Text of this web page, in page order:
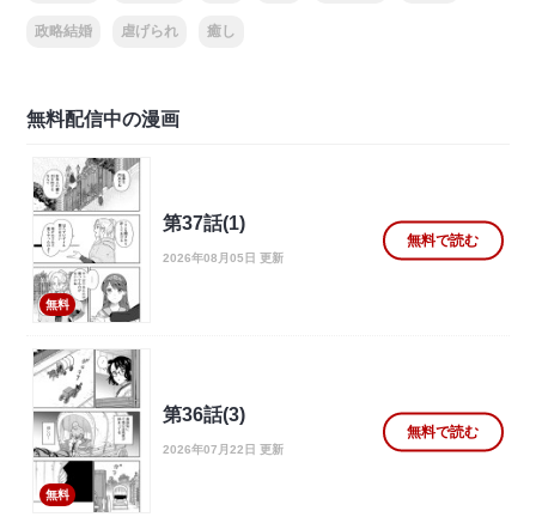
政略結婚 虐げられ 癒し
無料配信中の漫画
無料
第37話(1)
2026年08月05日 更新
無料で読む
無料
第36話(3)
2026年07月22日 更新
無料で読む